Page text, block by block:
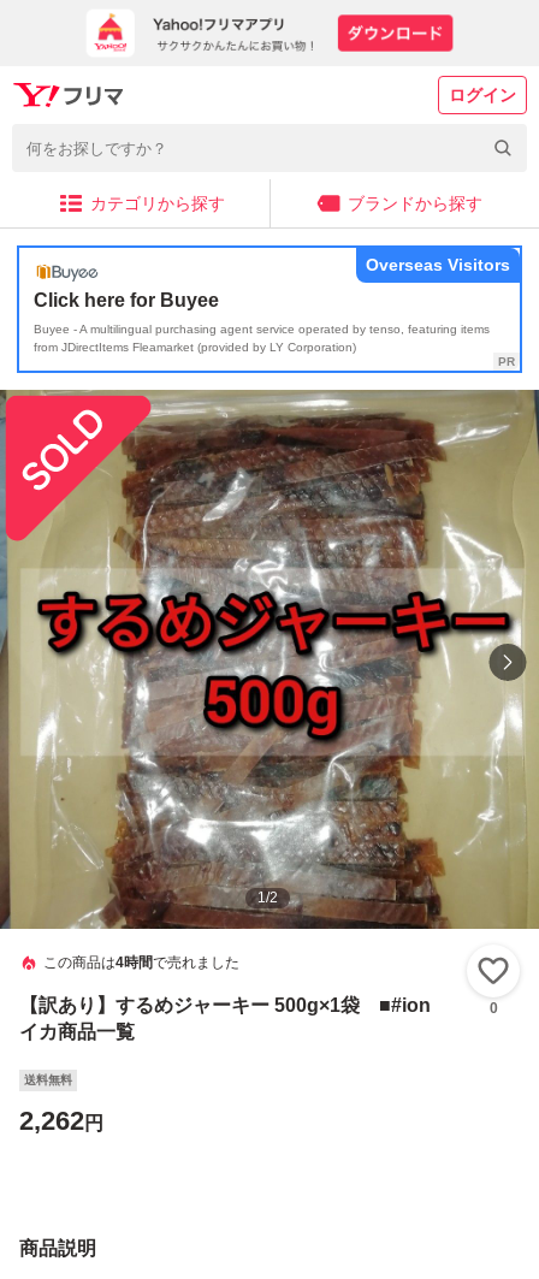
ログイン
カテゴリから探す ブランドから探す
Click here for Buyee
Buyee - A multilingual purchasing agent service operated by tenso, featuring items
from JDirectItems Fleamarket (provided by LY Corporation)
Overseas Visitors
1/2
この商品は4時間で売れました
【訳あり】するめジャーキー 500g×1袋 ■#ion
イカ商品一覧
0
送料無料
2,262円
商品説明